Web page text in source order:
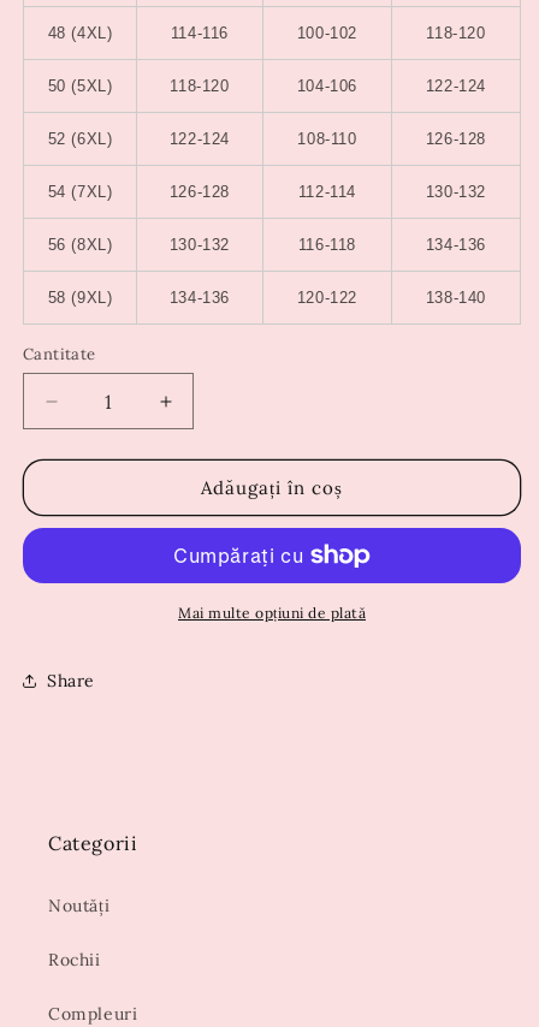
48 (4XL) 114-116 100-102 118-120
50 (5XL) 118-120 104-106 122-124
52 (6XL) 122-124 108-110 126-128
54 (7XL) 126-128 112-114 130-132
56 (8XL) 130-132 116-118 134-136
58 (9XL) 134-136 120-122 138-140
Cantitate
Reduceți
cantitatea
pentru
Ramona
Creșteți
cantitatea
pentru
Rochie
Ramona
Adăugați în coș
Mai multe opțiuni de plată
Share
Categorii
Noutăți
Rochii
Compleuri